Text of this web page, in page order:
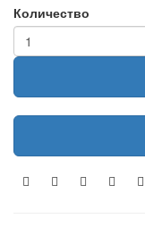
Количество